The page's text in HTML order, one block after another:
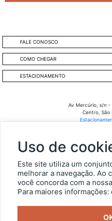
FALE CONOSCO
COMO CHEGAR
ESTACIONAMENTO
Av Mercúrio, s/n -
Centro, São
SECRETARIA DA CULTURA,
OUVIDORIA
TRANSPARÊNCIA
Uso de
Este site utiliza um
melhorar a navegação. Ao
você concorda com a
Para maiores informações: